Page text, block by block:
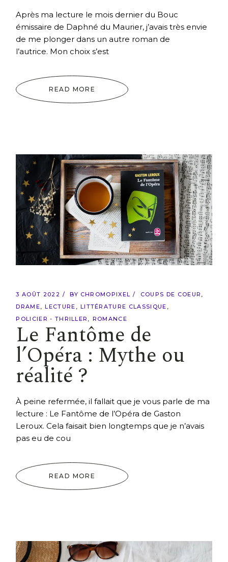
Après ma lecture le mois dernier du Bouc
émissaire de Daphné du Maurier, j’avais très envie
de me plonger dans un autre roman de
l’autrice. Mon choix s’est
READ MORE
3 AOÛT 2022 BY CHROMOPIXEL
COUPS DE COEUR
DRAME
LECTURE
LITTÉRATURE CLASSIQUE
POLICIER - THRILLER
ROMANCE
Le Fantôme de
l’Opéra : Mythe ou
réalité ?
À peine refermée, il fallait que je vous parle de ma
lecture : Le Fantôme de l’Opéra de Gaston
Leroux. Cela faisait bien longtemps que je n’avais
pas eu de cou
READ MORE